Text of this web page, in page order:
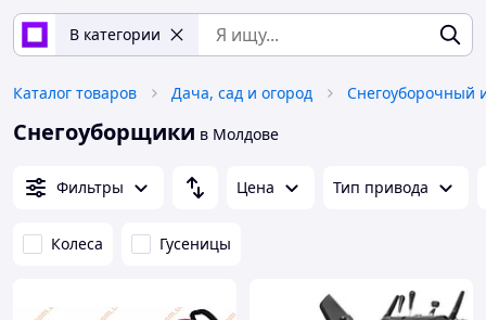
В категории
Каталог товаров Дача, сад и огород Снегоуборочный
Снегоуборщики в Молдове
Фильтры Цена Тип привода
Колеса Гусеницы